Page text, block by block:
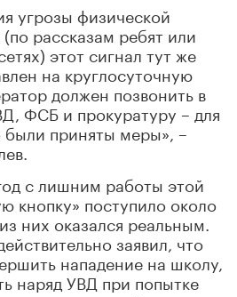
угрозы физической
рассказам ребят или
этот сигнал тут же
на круглосуточную
должен позвонить в
ФСБ и прокуратуру – для
приняты меры», –
с лишним работы этой
кнопку» поступило около
них оказался реальным.
заявил, что
нападение на школу,
наряд УВД при попытке